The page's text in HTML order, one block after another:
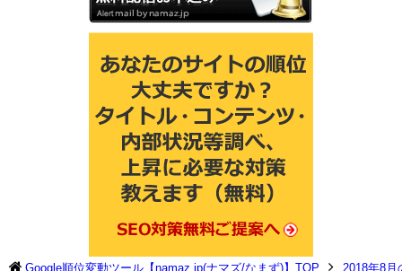
Google順位変動ツール【namaz.jp(ナマズ/なまず)】TOP 2018年8